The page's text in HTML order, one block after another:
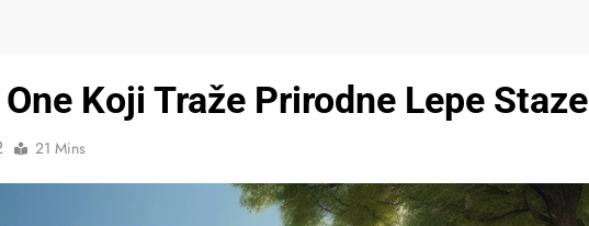
Koji Traže Prirodne Lepe Staze
21 Mins